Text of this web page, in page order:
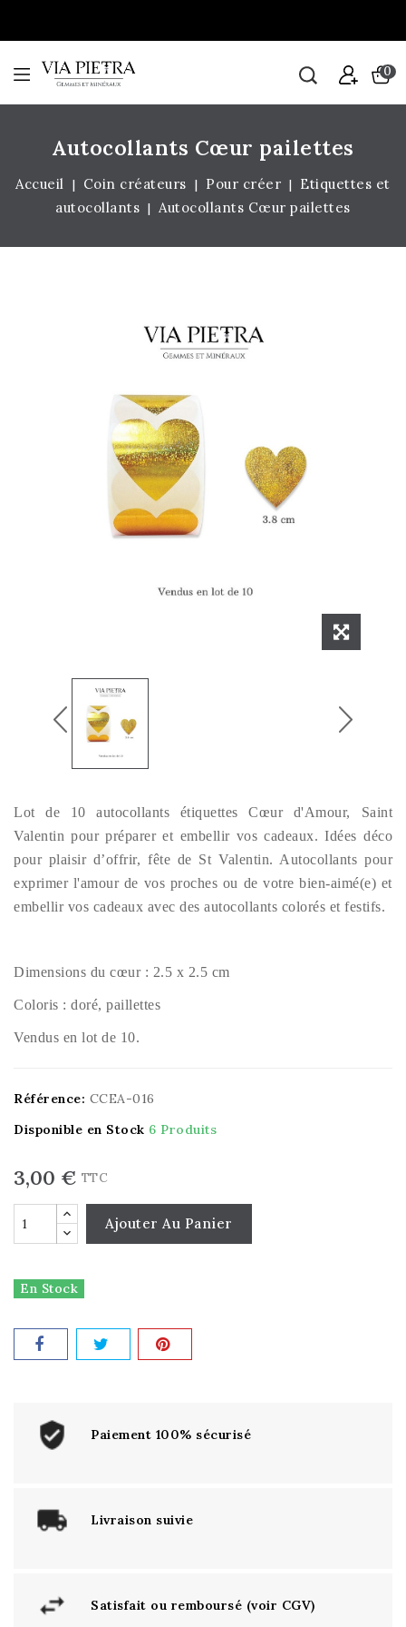
0
Autocollants Cœur pailettes
Accueil Coin créateurs Pour créer
Etiquettes et
autocollants
Autocollants Cœur pailettes
Lot de 10 autocollants étiquettes Cœur d'Amour, Saint
Valentin pour préparer et embellir vos cadeaux. Idées déco
pour plaisir d’offrir, fête de St Valentin. Autocollants pour
exprimer l'amour de vos proches ou de votre bien-aimé(e) et
embellir vos cadeaux avec des autocollants colorés et festifs.
Dimensions du cœur : 2.5 x 2.5 cm
Coloris : doré, paillettes
Vendus en lot de 10.
Référence: CCEA-016
Disponible en Stock 6 Produits
3,00 € TTC
Ajouter Au Panier
En Stock
Paiement 100% sécurisé
Livraison suivie
Satisfait ou remboursé (voir CGV)